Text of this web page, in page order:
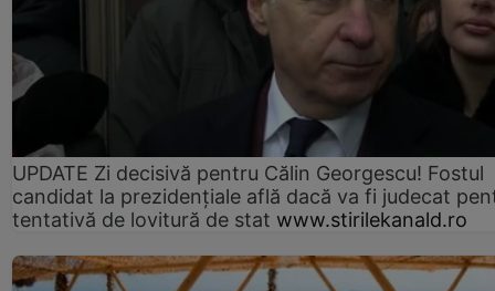
UPDATE Zi decisivă pentru Călin Georgescu! Fostul
candidat la prezidențiale află dacă va fi judecat
tentativă de lovitură de stat www.stirilekanald.ro